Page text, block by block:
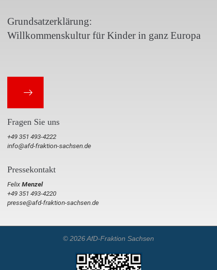
Grundsatzerklärung:
Willkommenskultur für Kinder in ganz Europa
Fragen Sie uns
+49 351 493-4222
info@afd-fraktion-sachsen.de
Pressekontakt
FelixMenzel
+49 351 493-4220
presse@afd-fraktion-sachsen.de
© 2026 AfD-Fraktion Sachsen